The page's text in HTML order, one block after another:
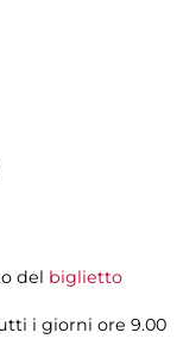
del biglietto
i giorni ore 9.00